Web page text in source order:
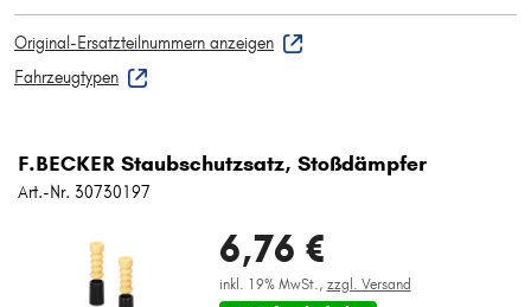
Original-Ersatzteilnummern anzeigen
Fahrzeugtypen
F.BECKER Staubschutzsatz, Stoßdämpfer
Art.-Nr. 30730197
6,76 €
inkl. 19% MwSt., zzgl. Versand